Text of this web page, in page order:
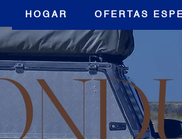
HOGAR OFERTAS